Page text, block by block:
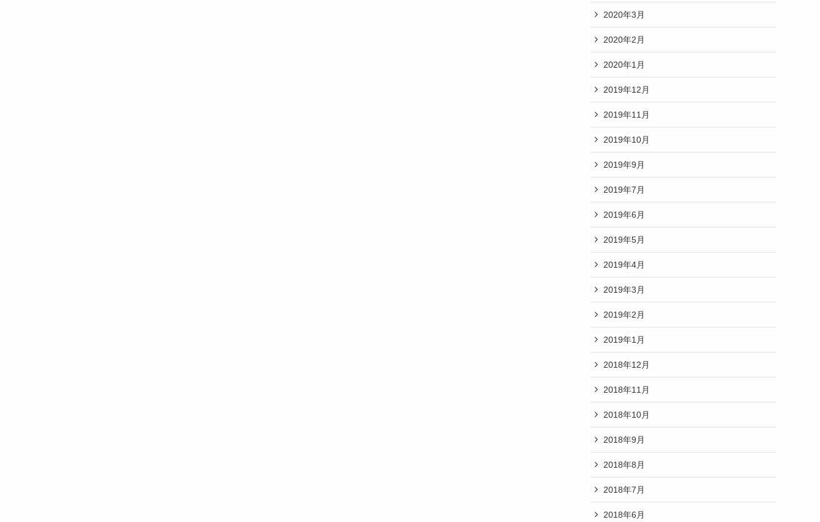
2020年3月
2020年2月
2020年1月
2019年12月
2019年11月
2019年10月
2019年9月
2019年7月
2019年6月
2019年5月
2019年4月
2019年3月
2019年2月
2019年1月
2018年12月
2018年11月
2018年10月
2018年9月
2018年8月
2018年7月
2018年6月